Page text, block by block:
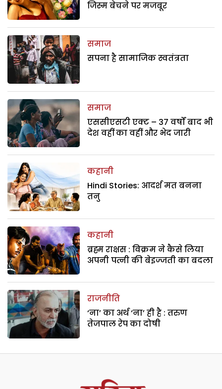
जिस्म बेचने पर मजबूर
समाज
सपना है सामाजिक स्वतंत्रता
समाज
एससीएसटी एक्ट – 37 वर्षों बाद भी
देश वहीं का वहीं और भेद जारी
कहानी
Hindi Stories: आदर्श मत बनना
तनु
कहानी
ब्रह्म राक्षस : विक्रम ने कैसे लिया
अपनी पत्नी की बेइज्जती का बदला
राजनीति
‘ना’ का अर्थ ‘ना’ ही है : तरुण
तेजपाल रेप का दोषी